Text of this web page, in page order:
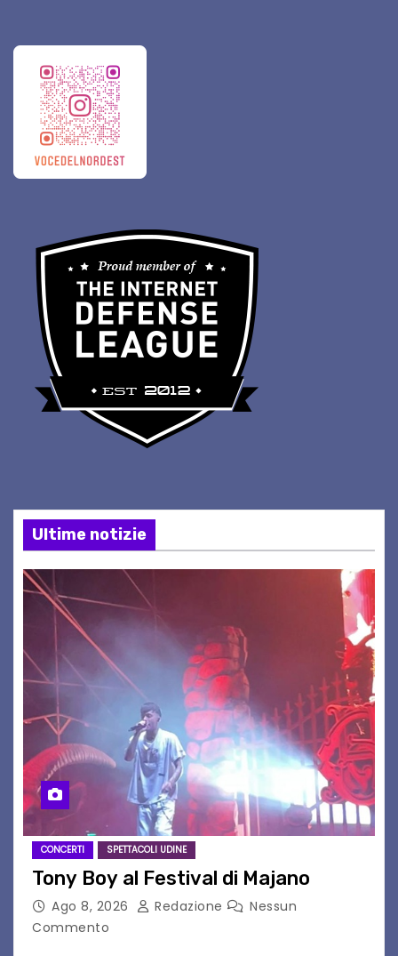
Ultime notizie
CONCERTI SPETTACOLI UDINE
Tony Boy al Festival di Majano
Ago 8, 2026 Redazione
Nessun
Commento